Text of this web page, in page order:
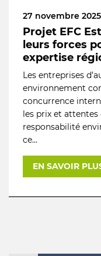
27 novembre
Projet EFC
leurs forces
expertise
Les entreprises
environnement
concurrence
les prix et
responsabilité
ce...
EN SAVOIR